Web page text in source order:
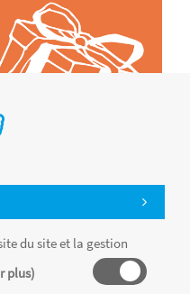
du site et la gestion
plus)des stocks disponibles de